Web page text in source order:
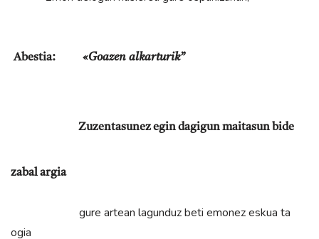
Abestia: «Goazen alkarturik”
Zuzentasunez egin dagigun maitasun bide
zabal argia
gure artean lagunduz beti emonez eskua ta
ogia